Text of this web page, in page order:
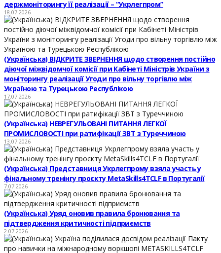
держмоніторингу її реалізації – “Укрлегпром”
18.07.2026
(Українська) ВІДКРИТЕ ЗВЕРНЕННЯ щодо створення постійно
діючої міжвідомчої комісії при Кабінеті Міністрів України з
моніторингу реалізації Угоди про вільну торгівлю між
Україною та Турецькою Республікою
17.07.2026
(Українська) НЕВРЕГУЛЬОВАНІ ПИТАННЯ ЛЕГКОЇ
ПРОМИСЛОВОСТІ при ратифікації ЗВТ з Туреччиною
13.07.2026
(Українська) Представниця Укрлегпрому взяла участь у
фінальному тренінгу проєкту MetaSkills4TCLF в Португалії
7.07.2026
(Українська) Уряд оновив правила бронювання та
підтвердження критичності підприємств
2.07.2026